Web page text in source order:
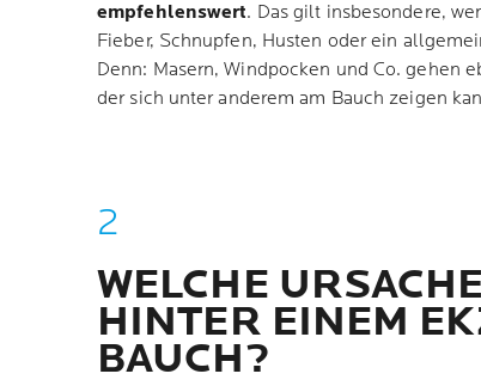
empfehlenswert. Das gilt insbesondere,
Fieber, Schnupfen, Husten oder ein
Denn: Masern, Windpocken und Co. gehen
der sich unter anderem am Bauch zeigen
WELCHE
HINTER EINEM
BAUCH?